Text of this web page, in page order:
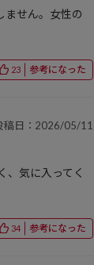
ません。女性の
23 参考になった
稿日：2026/05/11
、気に入ってく
34 参考になった